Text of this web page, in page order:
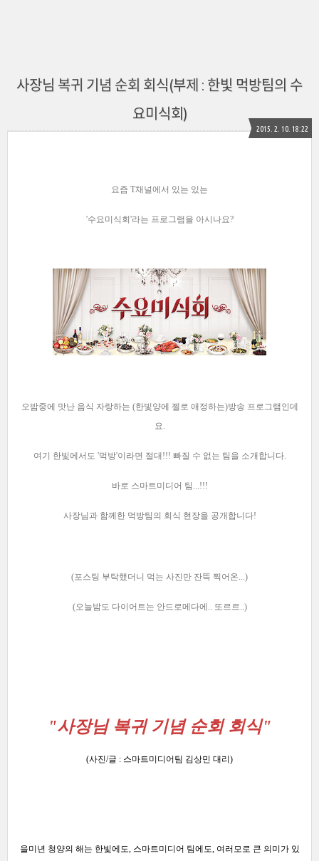
사장님 복귀 기념 순회 회식(부제 : 한빛 먹방팀의 수
요미식회)
2015. 2. 10. 18:22
요즘 T채널에서 있는 있는
'수요미식회'라는 프로그램을 아시나요?
오밤중에 맛난 음식 자랑하는 (한빛양에 젤로 애정하는)방송 프로그램인데
요.
여기 한빛에서도 '먹방'이라면 절대!!! 빠질 수 없는 팀을 소개합니다.
바로 스마트미디어 팀...!!!
사장님과 함께한 먹방팀의 회식 현장을 공개합니다!
(포스팅 부탁했더니 먹는 사진만 잔뜩 찍어온...)
(오늘밤도 다이어트는 안드로메다에.. 또르르..)
"사장님 복귀 기념 순회 회식"
(사진/글 : 스마트미디어팀 김상민 대리)
을미년 청양의 해는 한빛에도, 스마트미디어 팀에도, 여러모로 큰 의미가 있